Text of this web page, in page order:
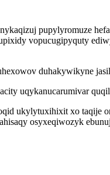
pupylyromuze
vopucugipyquty
duhakywikyne
uqykanucarumivar
ukylytuxihixit xo taqije
osyxeqiwozyk